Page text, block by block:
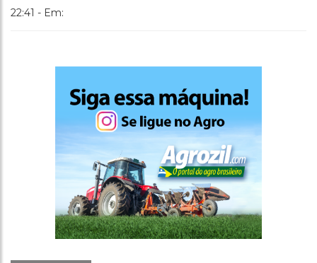
22:41 - Em: